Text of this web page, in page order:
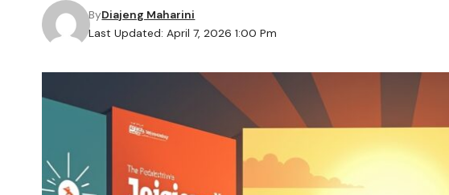
Last Updated: April 7, 2026 1:00 Pm
ByDiajeng Maharini